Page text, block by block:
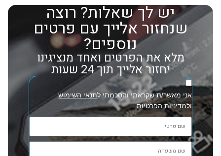
יש לך שאלות? רוצה
שנחזור אלייך עם פרטים
נוספים?
מלא את הפרטים ואחד מנציגינו
יחזור אלייך תוך 24 שעות
אני מאשר/ת שקראתי והסכמתי לתנאי השימוש
ולמדיניות הפרטיות